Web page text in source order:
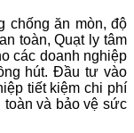
chống ăn mòn, độ
toàn, Quạt ly tâm
các doanh nghiệp
hút. Đầu tư vào
tiết kiệm chi phí
toàn và bảo vệ sức